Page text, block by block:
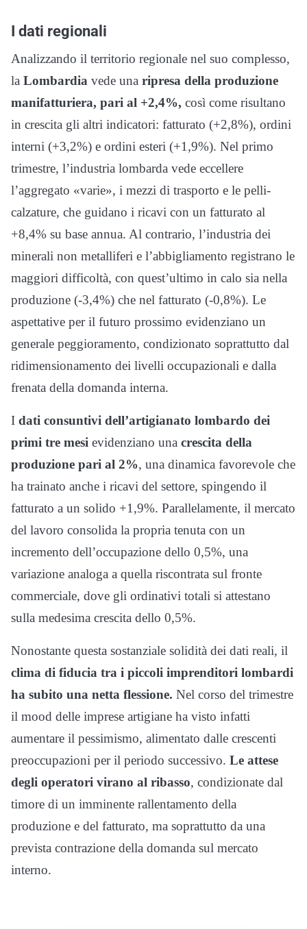
I dati regionali
Analizzando il territorio regionale nel suo complesso,
la Lombardia vede una ripresa della produzione
manifatturiera, pari al +2,4%, così come risultano
in crescita gli altri indicatori: fatturato (+2,8%), ordini
interni (+3,2%) e ordini esteri (+1,9%). Nel primo
trimestre, l’industria lombarda vede eccellere
l’aggregato «varie», i mezzi di trasporto e le pelli-
calzature, che guidano i ricavi con un fatturato al
+8,4% su base annua. Al contrario, l’industria dei
minerali non metalliferi e l’abbigliamento registrano le
maggiori difficoltà, con quest’ultimo in calo sia nella
produzione (-3,4%) che nel fatturato (-0,8%). Le
aspettative per il futuro prossimo evidenziano un
generale peggioramento, condizionato soprattutto dal
ridimensionamento dei livelli occupazionali e dalla
frenata della domanda interna.
I dati consuntivi dell’artigianato lombardo dei
primi tre mesi evidenziano una crescita della
produzione pari al 2%, una dinamica favorevole che
ha trainato anche i ricavi del settore, spingendo il
fatturato a un solido +1,9%. Parallelamente, il mercato
del lavoro consolida la propria tenuta con un
incremento dell’occupazione dello 0,5%, una
variazione analoga a quella riscontrata sul fronte
commerciale, dove gli ordinativi totali si attestano
sulla medesima crescita dello 0,5%.
Nonostante questa sostanziale solidità dei dati reali, il
clima di fiducia tra i piccoli imprenditori lombardi
ha subito una netta flessione. Nel corso del trimestre
il mood delle imprese artigiane ha visto infatti
aumentare il pessimismo, alimentato dalle crescenti
preoccupazioni per il periodo successivo. Le attese
degli operatori virano al ribasso, condizionate dal
timore di un imminente rallentamento della
produzione e del fatturato, ma soprattutto da una
prevista contrazione della domanda sul mercato
interno.